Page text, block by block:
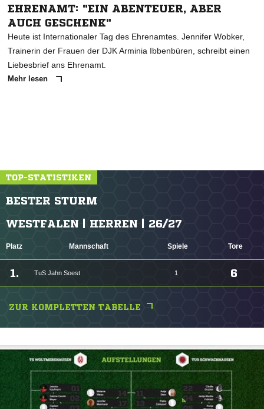
EHRENAMT: "EIN ABENTEUER, ABER
AUCH GESCHENK"
Heute ist Internationaler Tag des Ehrenamtes. Jennifer Wobker,
Trainerin der Frauen der DJK Arminia Ibbenbüren, schreibt einen
Liebesbrief ans Ehrenamt.
Mehr lesen
TOP-STATISTIKEN
BESTER STURM
WESTFALEN | HERREN | 26/27
Platz Mannschaft Spiele Tore
1. TuS Jahn Soest 1 6
ZUR KOMPLETTEN TABELLE